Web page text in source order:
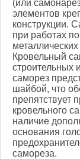
(или
элементов
конструкции.
при работах
Кровельный
строительных
саморез
шайбой, что
препятствует
кровельного
наличие
основания
самореза.